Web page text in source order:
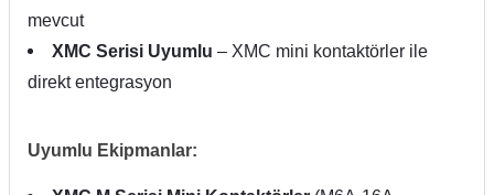
mevcut
XMC Serisi Uyumlu – XMC mini kontaktörler ile
direkt entegrasyon
Uyumlu Ekipmanlar: